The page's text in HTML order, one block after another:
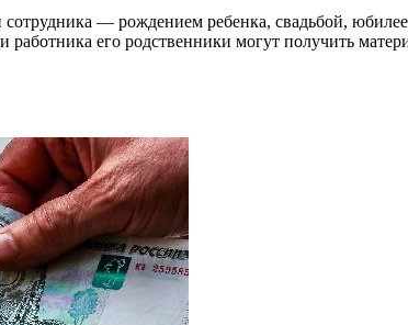
— рождением ребенка, свадьбой,
его родственники могут получить